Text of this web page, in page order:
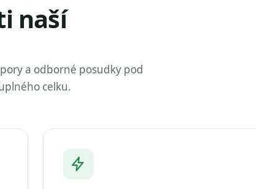
naší
a odborné posudky pod
celku.